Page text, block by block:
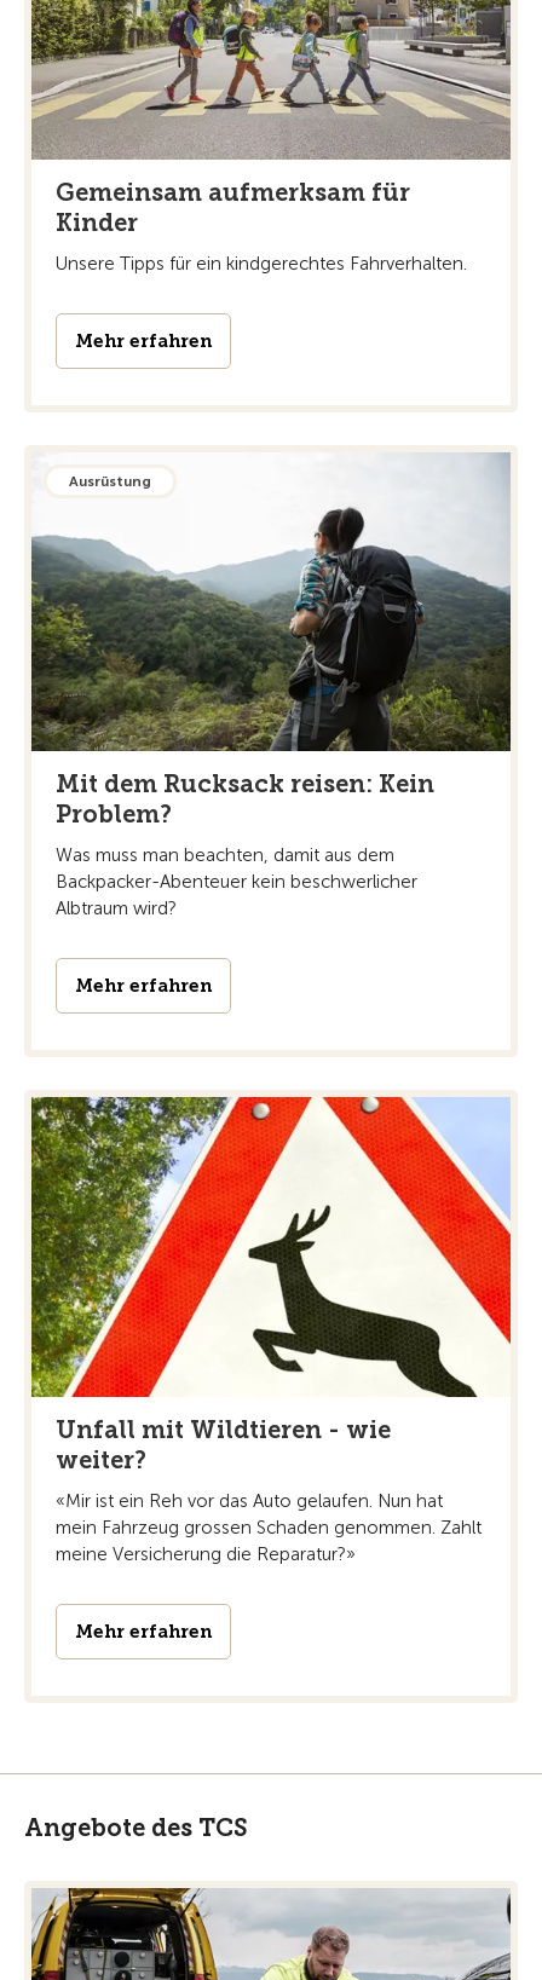
Gemeinsam aufmerksam für
Kinder
Unsere Tipps für ein kindgerechtes Fahrverhalten.
Mehr erfahren
Ausrüstung
Mit dem Rucksack reisen: Kein
Problem?
Was muss man beachten, damit aus dem
Backpacker-Abenteuer kein beschwerlicher
Albtraum wird?
Mehr erfahren
Unfall mit Wildtieren - wie
weiter?
«Mir ist ein Reh vor das Auto gelaufen. Nun hat
mein Fahrzeug grossen Schaden genommen. Zahlt
meine Versicherung die Reparatur?»
Mehr erfahren
Angebote des TCS